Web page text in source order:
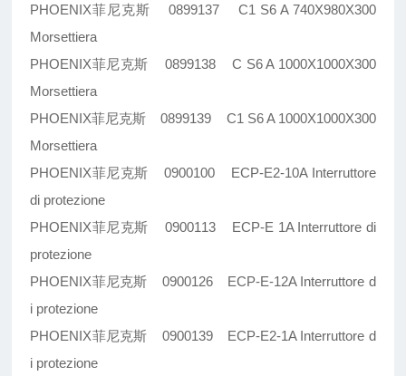
PHOENIX菲尼克斯 0899137 C1 S6 A 740X980X300
Morsettiera
PHOENIX菲尼克斯 0899138 C S6 A 1000X1000X300
Morsettiera
PHOENIX菲尼克斯 0899139 C1 S6 A 1000X1000X300
Morsettiera
PHOENIX菲尼克斯 0900100 ECP-E2-10A Interruttore
di protezione
PHOENIX菲尼克斯 0900113 ECP-E 1A Interruttore di
protezione
PHOENIX菲尼克斯 0900126 ECP-E-12A Interruttore d
i protezione
PHOENIX菲尼克斯 0900139 ECP-E2-1A Interruttore d
i protezione